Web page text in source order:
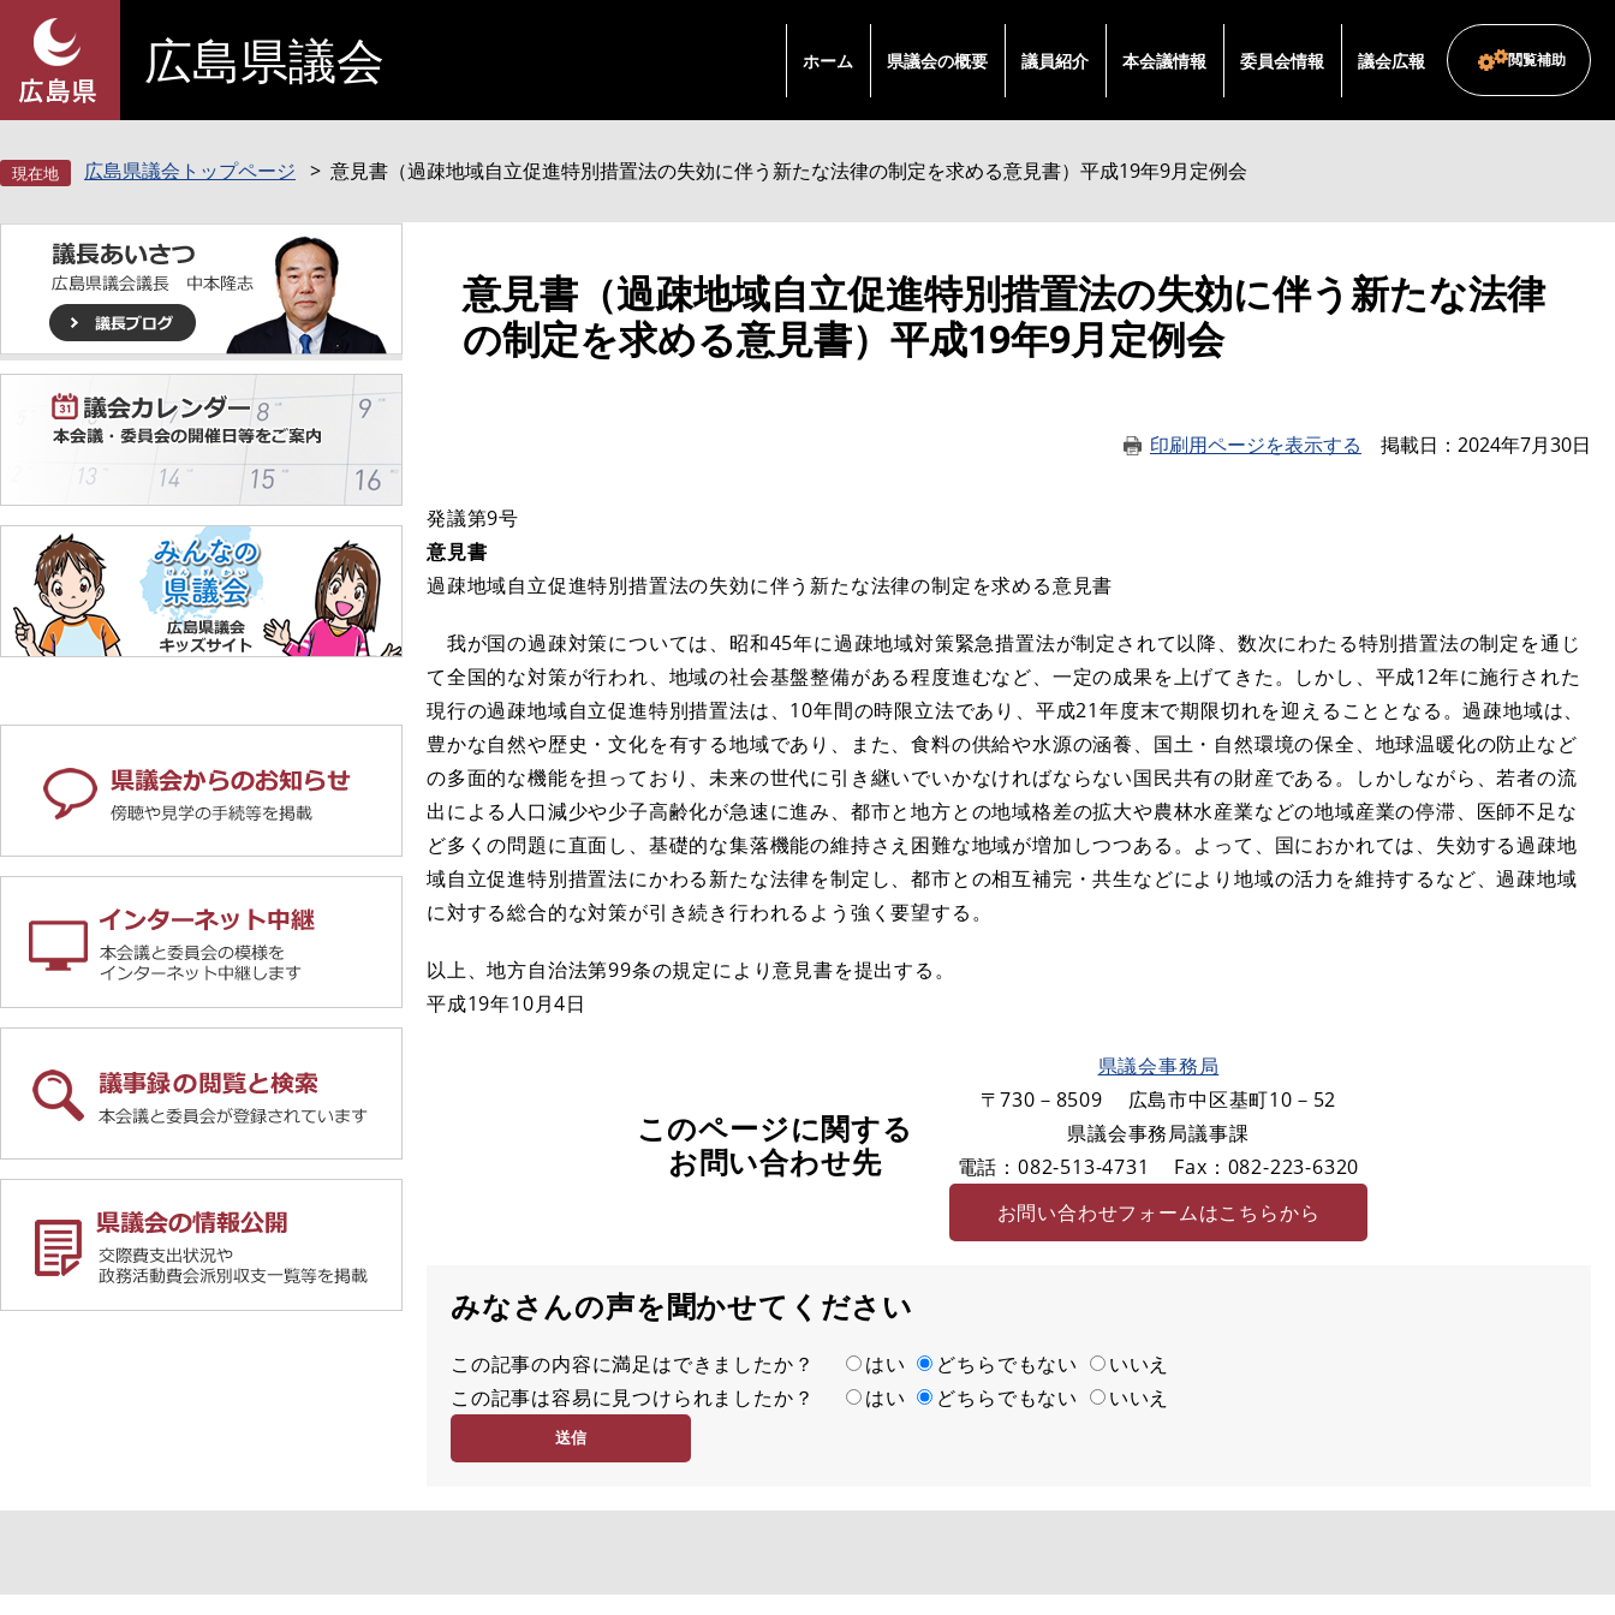
頭
で
飛
ば
広島県議会 ホーム 県議会の概要 議員紹介 本会議情報 委員会情報 議会広報 閲覧補助
広島県議会トップページ 意見書（過疎地域自立促進特別措置法の失効に伴う新たな法律の制定を求める意見書）平成19年9月定例会
意見書（過疎地域自立促進特別措置法の失効に伴う新たな法律
の制定を求める意見書）平成19年9月定例会
印刷用ページを表示する 掲載日 2024年7月30日
発議第9号
意見書
過疎地域自立促進特別措置法の失効に伴う新たな法律の制定を求める意見書
我が国の過疎対策については、昭和45年に過疎地域対策緊急措置法が制定されて以降、数次にわたる特別措置法の制定を通じ
て全国的な対策が行われ、地域の社会基盤整備がある程度進むなど、一定の成果を上げてきた。しかし、平成12年に施行された
現行の過疎地域自立促進特別措置法は、10年間の時限立法であり、平成21年度末で期限切れを迎えることとなる。過疎地域は、
豊かな自然や歴史・文化を有する地域であり、また、食料の供給や水源の涵養、国土・自然環境の保全、地球温暖化の防止など
の多面的な機能を担っており、未来の世代に引き継いでいかなければならない国民共有の財産である。しかしながら、若者の流
出による人口減少や少子高齢化が急速に進み、都市と地方との地域格差の拡大や農林水産業などの地域産業の停滞、医師不足な
ど多くの問題に直面し、基礎的な集落機能の維持さえ困難な地域が増加しつつある。よって、国におかれては、失効する過疎地
域自立促進特別措置法にかわる新たな法律を制定し、都市との相互補完・共生などにより地域の活力を維持するなど、過疎地域
に対する総合的な対策が引き続き行われるよう強く要望する。
以上、地方自治法第99条の規定により意見書を提出する。
平成19年10月4日
このページに関する
お問い合わせ先
県議会事務局
〒730－8509
広島市中区基町10－52
県議会事務局議事課
電話：082-513-4731
Fax：082-223-6320
お問い合わせフォームはこちらから
みなさんの声を聞かせてください
満
足
この記事の内容に満足はできましたか？ はい どちらでもない
いいえ
容
度
この記事は容易に見つけられましたか？ はい どちらでもない いいえ